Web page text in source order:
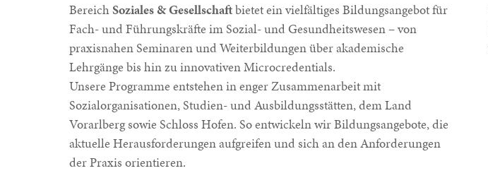
BereichSoziales & Gesellschaftbietet ein vielfältiges Bildungsangebot für
Fach- und Führungskräfte im Sozial- und Gesundheitswesen – von
praxisnahen Seminaren und Weiterbildungen über akademische
Lehrgänge bis hin zu innovativen Microcredentials.
Unsere Programme entstehen in enger Zusammenarbeit mit
Sozialorganisationen, Studien- und Ausbildungsstätten, dem Land
Vorarlberg sowie Schloss Hofen. So entwickeln wir Bildungsangebote, die
aktuelle Herausforderungen aufgreifen und sich an den Anforderungen
der Praxis orientieren.